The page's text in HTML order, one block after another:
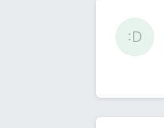
:D